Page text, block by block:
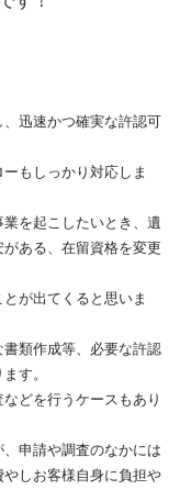
迅速かつ確実な許認可
もしっかり対応しま
を起こしたいとき、遺
ある、在留資格を変更
が出てくると思いま
類作成等、必要な許認
す。
どを行うケースもあり
申請や調査のなかには
しお客様自身に負担や